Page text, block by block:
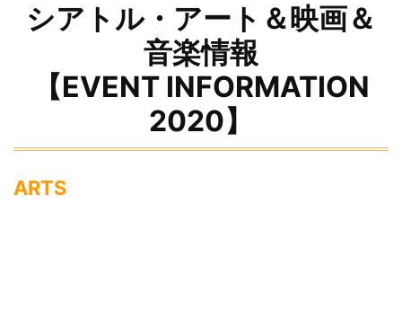
シアトル・アート＆映画＆
音楽情報
【EVENT INFORMATION
2020】
ARTS